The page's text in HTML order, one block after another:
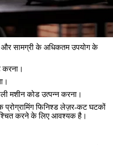
और सामग्री के अधिकतम उपयोग के
करना।
मशीन कोड उत्पन्न करना।
प्रोग्रामिंग फिनिश्ड लेज़र-कट घटकों
करने के लिए आवश्यक है।